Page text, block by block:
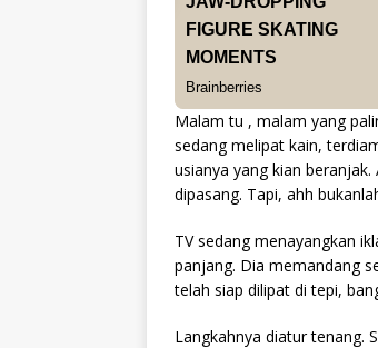
Malam tu , malam yang
sedang melipat kain,
usianya yang kian
dipasang. Tapi, ahh
TV sedang menayangkan
panjang. Dia memandang
telah siap dilipat di tepi,
Langkahnya diatur tenang.